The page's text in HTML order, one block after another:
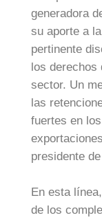
generadora
su aporte a
pertinente
los derechos
sector. Un
las
fuertes en
presidente
En esta
de los